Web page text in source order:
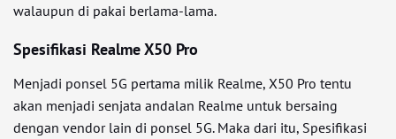
walaupun di pakai berlama-lama.
Spesifikasi Realme X50 Pro
Menjadi ponsel 5G pertama milik Realme, X50 Pro tentu
akan menjadi senjata andalan Realme untuk bersaing
dengan vendor lain di ponsel 5G. Maka dari itu, Spesifikasi